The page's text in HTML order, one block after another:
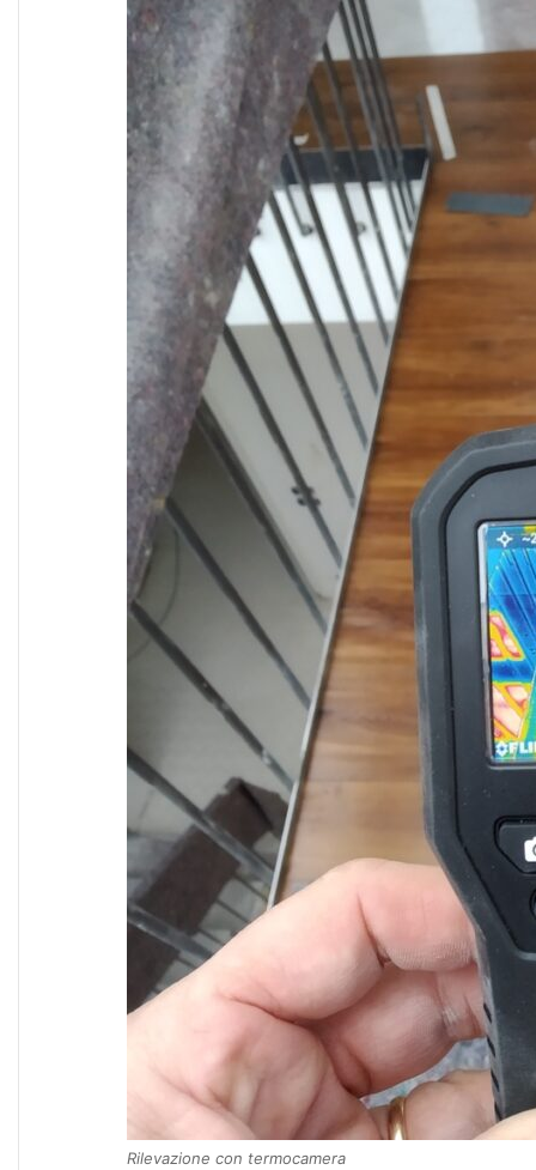
Rilevazione con termocamera